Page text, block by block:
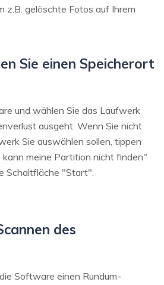
z.B. gelöschte Fotos auf Ihrem
Sie einen Speicherort
und wählen Sie das Laufwerk
ausgeht. Wenn Sie nicht
Sie auswählen sollen, tippen
kann meine Partition nicht finden"
Schaltfläche "Start".
des
Software einen Rundum-